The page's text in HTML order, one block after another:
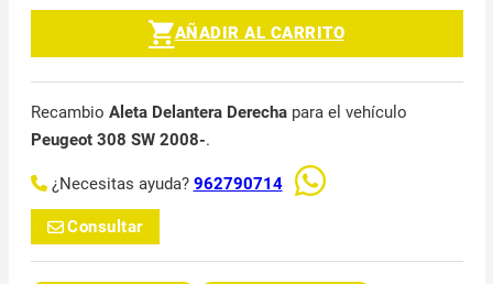
AÑADIR AL CARRITO
Recambio Aleta Delantera Derechapara el vehículo
Peugeot 308 SW 2008-.
¿Necesitas ayuda? 962790714
Consultar